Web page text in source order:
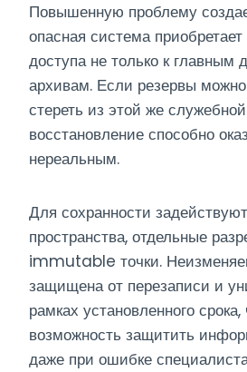
Повышенную проблему
опасная система
доступа не только к главным
архивам. Если резервы
стереть из этой же служебной
восстановление способно
нереальным.
Для сохранности
пространства, отдельные
immutable точки.
защищена от перезаписи и
рамках установленного срока,
возможность защитить
даже при ошибке